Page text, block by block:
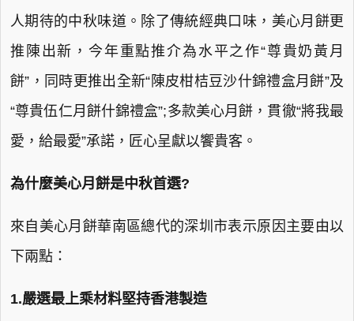
人期待的中秋味道。除了傳統經典口味，美心月餅更
推陳出新，今年重點推介為水平之作“尊貴奶黃月
餅”，同時更推出全新“陳皮柑桔豆沙什錦禮盒月餅”及
“尊貴伍仁月餅什錦禮盒”;多款美心月餅，貫徹“將我最
愛，給最愛”承諾，匠心呈獻以饗貴客。
為什麼美心月餅是中秋首選?
來自美心月餅華南區總代的深圳市表示原因主要由以
下兩點：
1.嚴選最上乘材料堅持香港製造